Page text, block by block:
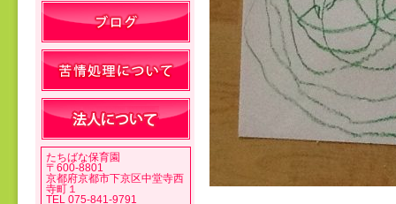
たちばな保育園
〒600-8801
京都府京都市下京区中堂寺西
寺町１
TEL 075-841-9791